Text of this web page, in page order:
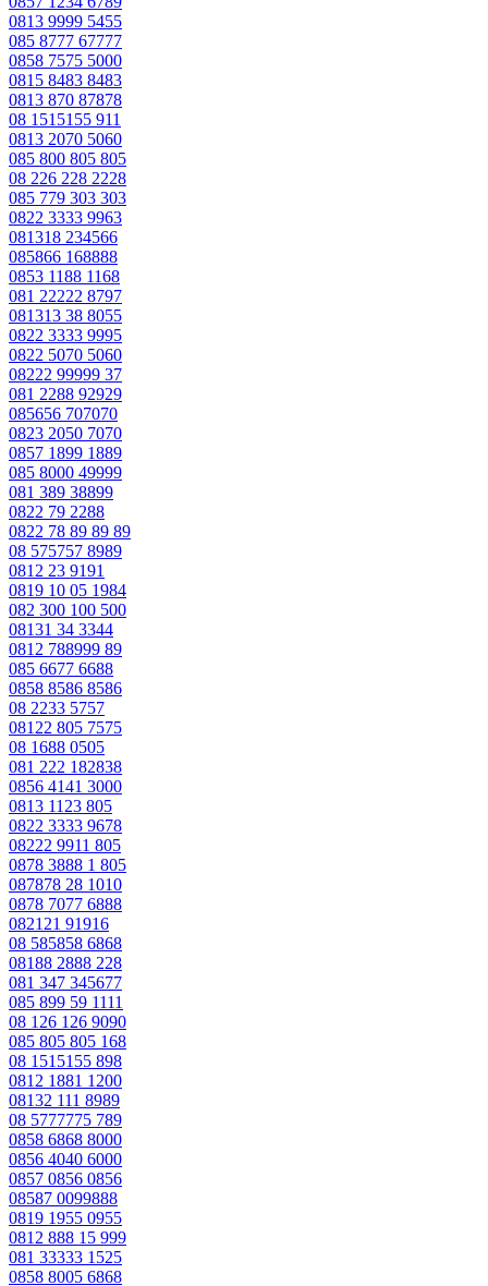
0813 9999 5455
085 8777 67777
0858 7575 5000
0815 8483 8483
0813 870 87878
08 1515155 911
0813 2070 5060
085 800 805 805
08 226 228 2228
085 779 303 303
0822 3333 9963
081318 234566
085866 168888
0853 1188 1168
081 22222 8797
081313 38 8055
0822 3333 9995
0822 5070 5060
08222 99999 37
081 2288 92929
085656 707070
0823 2050 7070
0857 1899 1889
085 8000 49999
081 389 38899
0822 79 2288
0822 78 89 89 89
08 575757 8989
0812 23 9191
0819 10 05 1984
082 300 100 500
08131 34 3344
0812 788999 89
085 6677 6688
0858 8586 8586
08 2233 5757
08122 805 7575
08 1688 0505
081 222 182838
0856 4141 3000
0813 1123 805
0822 3333 9678
08222 9911 805
0878 3888 1 805
087878 28 1010
0878 7077 6888
082121 91916
08 585858 6868
08188 2888 228
081 347 345677
085 899 59 1111
08 126 126 9090
085 805 805 168
08 1515155 898
0812 1881 1200
08132 111 8989
08 5777775 789
0858 6868 8000
0856 4040 6000
0857 0856 0856
08587 0099888
0819 1955 0955
0812 888 15 999
081 33333 1525
0858 8005 6868